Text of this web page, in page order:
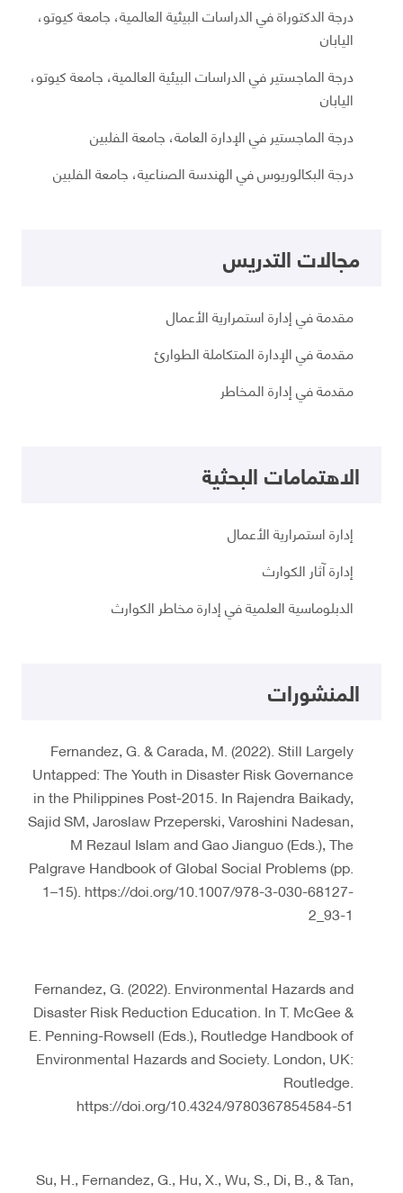
درجة الدكتوراة في الدراسات البيئية العالمية، جامعة كيوتو،
اليابان
درجة الماجستير في الدراسات البيئية العالمية، جامعة كيوتو،
اليابان
درجة الماجستير في الإدارة العامة، جامعة الفلبين
درجة البكالوريوس في الهندسة الصناعية، جامعة الفلبين
مجالات التدريس
مقدمة في إدارة استمرارية الأعمال
مقدمة في الإدارة المتكاملة الطوارئ
مقدمة في إدارة المخاطر
الاهتمامات البحثية
إدارة استمرارية الأعمال
إدارة آثار الكوارث
الدبلوماسية العلمية في إدارة مخاطر الكوارث
المنشورات
Fernandez, G. & Carada, M. (2022). Still Largely
Untapped: The Youth in Disaster Risk Governance
in the Philippines Post-2015. In Rajendra Baikady,
Sajid SM, Jaroslaw Przeperski, Varoshini Nadesan,
M Rezaul Islam and Gao Jianguo (Eds.), The
Palgrave Handbook of Global Social Problems (pp.
1–15). https://doi.org/10.1007/978-3-030-68127-
2_93-1
Fernandez, G. (2022). Environmental Hazards and
Disaster Risk Reduction Education. In T. McGee &
E. Penning-Rowsell (Eds.), Routledge Handbook of
Environmental Hazards and Society. London, UK:
Routledge.
https://doi.org/10.4324/9780367854584-51
Su, H., Fernandez, G., Hu, X., Wu, S., Di, B., & Tan,